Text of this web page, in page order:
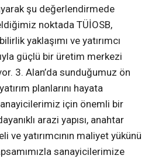
şu değerlendirmede
noktada TÜİOSB,
yaklaşımı ve yatırımcı
güçlü bir üretim merkezi
3. Alan’da sunduğumuz ön
planlarını hayata
için önemli bir
arazi yapısı, anahtar
ve yatırımcının maliyet yükünü
sanayicilerimize